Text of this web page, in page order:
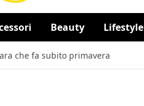
Beauty Lifestyle
che fa subito primavera